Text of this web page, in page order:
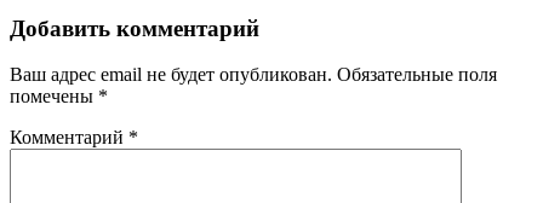
Добавить комментарий
Ваш адрес email не будет опубликован. Обязательные поля
помечены *
Комментарий *